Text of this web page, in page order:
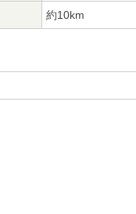
約10km